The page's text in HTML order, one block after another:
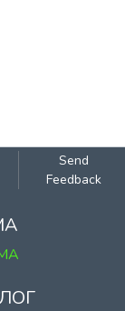
Send
Feedback